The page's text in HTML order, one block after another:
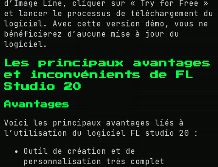
d’Image Line, cliquer sur « Try for Free »
et lancer le processus de téléchargement du
logiciel. Avec cette version démo, vous ne
bénéficierez d’aucune mise à jour du
logiciel.
Les principaux avantages
et inconvénients de FL
Studio 20
Avantages
Voici les principaux avantages liés à
l’utilisation du logiciel FL studio 20 :
Outil de création et de
personnalisation très complet